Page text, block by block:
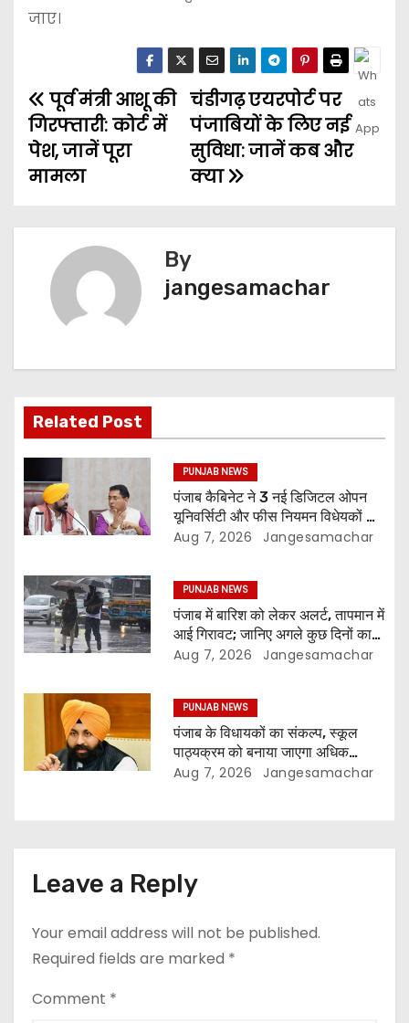
जाए।
चंडीगढ़ एयरपोर्ट पर
पंजाबियों के लिए नई
सुविधा: जानें कब और
क्या
पूर्व मंत्री आशू की
गिरफ्तारी: कोर्ट में
पेश, जानें पूरा
मामला
By
jangesamachar
Related Post
PUNJAB NEWS
पंजाब कैबिनेट ने 3 नई डिजिटल ओपन
यूनिवर्सिटी और फीस नियमन विधेयकों को
दी मंजूरी
Aug 7, 2026 Jangesamachar
PUNJAB NEWS
पंजाब में बारिश को लेकर अलर्ट, तापमान में
आई गिरावट; जानिए अगले कुछ दिनों का
मौसम
Aug 7, 2026 Jangesamachar
PUNJAB NEWS
पंजाब के विधायकों का संकल्प, स्कूल
पाठ्यक्रम को बनाया जाएगा अधिक
प्रासंगिक और आधुनिक
Aug 7, 2026 Jangesamachar
Leave a Reply
Your email address will not be published.
Required fields are marked *
Comment *